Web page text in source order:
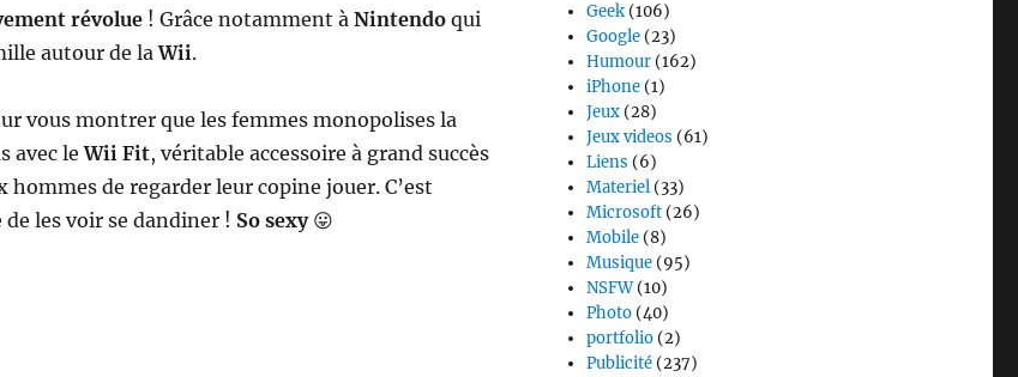
révolue! Grâce notamment à Nintendo qui
autour de laWii.
vous montrer que les femmes monopolises la
avec leWii Fit, véritable accessoire à grand succès
hommes de regarder leur copine jouer. C’est
les voir se dandiner ! So sexy😛
Geek (106)
Google (23)
Humour (162)
iPhone (1)
Jeux (28)
Jeux videos (61)
Liens (6)
Materiel (33)
Microsoft (26)
Mobile (8)
Musique (95)
NSFW(10)
Photo (40)
portfolio (2)
Publicité (237)